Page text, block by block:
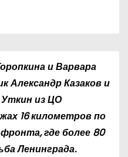
и Варвара
Александр Казаков и
из ЦО
16 километров по
где более 80
Ленинграда.